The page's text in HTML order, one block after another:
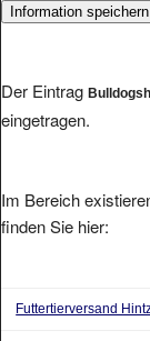
Der Eintrag
eingetragen.
Im Bereich
finden Sie hier:
Futtertierversand